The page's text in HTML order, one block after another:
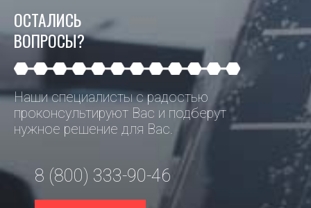
ОСТАЛИСЬ
ВОПРОСЫ?
Наши специалисты с радостью
проконсультируют Вас и подберут
нужное решение для Вас.
8 (800) 333-90-46